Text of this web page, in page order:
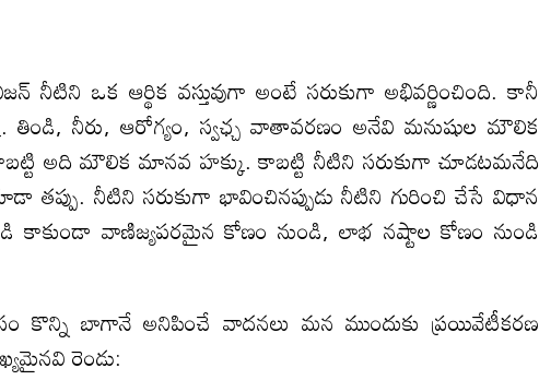
నీటిని ఒక ఆర్థిక వస్తువుగా అంటే సరుకుగా అభివర్ణించింది. కానీ
తిండి, నీరు, ఆరోగ్యం, స్వఛ్చ వాతావరణం అనేవి మనుషుల మౌలిక
అది మౌలిక మానవ హక్కు. కాబట్టి నీటిని సరుకుగా చూడటమనేది
నీటిని సరుకుగా భావించినప్పుడు నీటిని గురించి చేసే విధాన
వాణిజ్యపరమైన కోణం నుండి, లాభ నష్టాల కోణం నుండి
కొన్ని బాగానే అనిపించే వాదనలు మన ముందుకు ప్రయివేటీకరణ
రెండు: